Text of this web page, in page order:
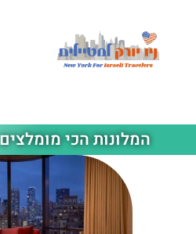
המלונות הכי